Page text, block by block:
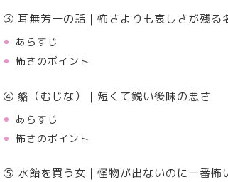
③ 耳無芳一の話｜怖さよりも哀しさが残る
あらすじ
怖さのポイント
④ 貉（むじな）｜短くて鋭い後味の悪さ
あらすじ
怖さのポイント
⑤ 水飴を買う女｜怪物が出ないのに一番怖